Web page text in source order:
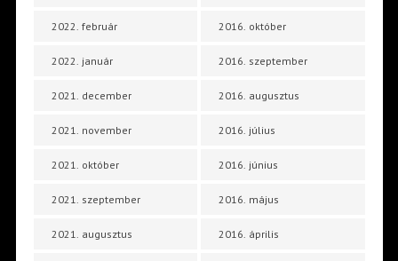
2022. február
2022. január
2021. december
2021. november
2021. október
2021. szeptember
2021. augusztus
2016. október
2016. szeptember
2016. augusztus
2016. július
2016. június
2016. május
2016. április